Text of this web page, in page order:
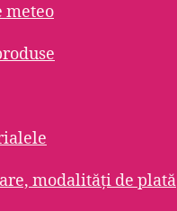
meteo
modalități de plată